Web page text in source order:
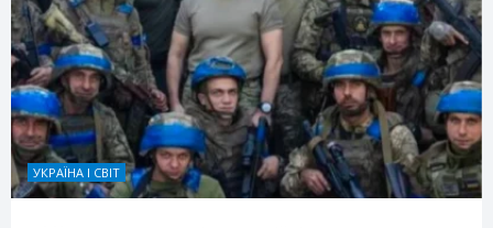
УКРАЇНА І СВІТ